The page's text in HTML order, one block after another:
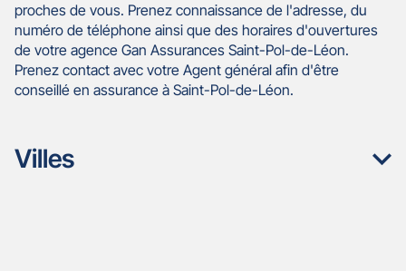
proches de vous. Prenez connaissance de l'adresse, du
numéro de téléphone ainsi que des horaires d'ouvertures
de votre agence Gan Assurances Saint-Pol-de-Léon.
Prenez contact avec votre Agent général afin d'être
conseillé en assurance à Saint-Pol-de-Léon.
Villes